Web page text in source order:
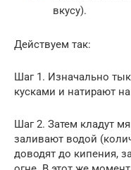
вкусу).
Действуем так:
Шаг 1. Изначально
кусками и натирают
Шаг 2. Затем кладут
заливают водой
доводят до кипения,